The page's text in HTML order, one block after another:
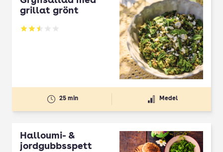
grillat grönt
Betyg: 2.5 av 5
25 min Medel
Halloumi- &
jordgubbsspett